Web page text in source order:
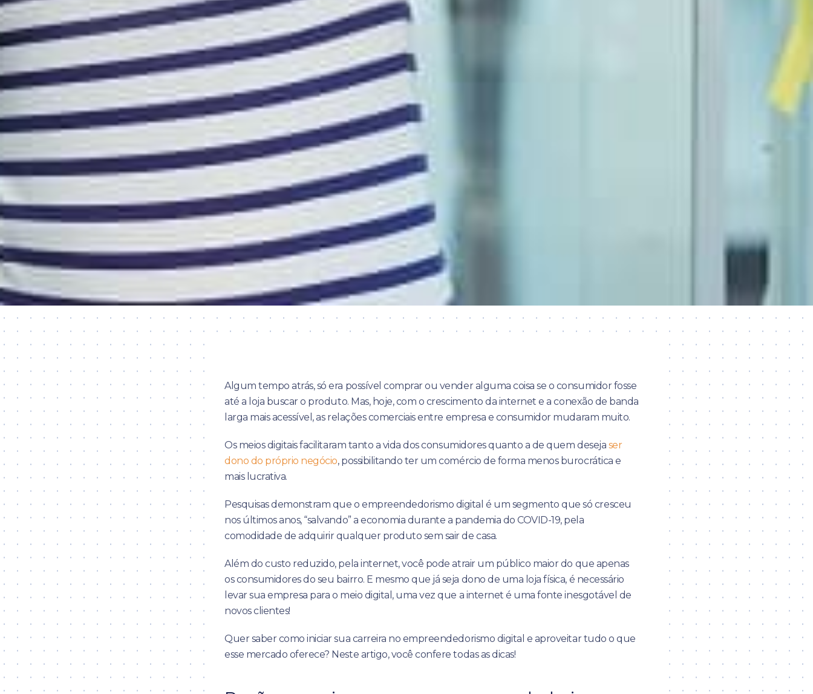
Algum tempo atrás, só era possível comprar ou vender alguma coisa se o consumidor fosse
até a loja buscar o produto. Mas, hoje, com o crescimento da internet e a conexão de banda
larga mais acessível, as relações comerciais entre empresa e consumidor mudaram muito.
Os meios digitais facilitaram tanto a vida dos consumidores quanto a de quem deseja ser
dono do próprio negócio, possibilitando ter um comércio de forma menos burocrática e
mais lucrativa.
Pesquisas demonstram que o empreendedorismo digital é um segmento que só cresceu
nos últimos anos, “salvando” a economia durante a pandemia do COVID-19, pela
comodidade de adquirir qualquer produto sem sair de casa.
Além do custo reduzido, pela internet, você pode atrair um público maior do que apenas
os consumidores do seu bairro. E mesmo que já seja dono de uma loja física, é necessário
levar sua empresa para o meio digital, uma vez que a internet é uma fonte inesgotável de
novos clientes!
Quer saber como iniciar sua carreira no empreendedorismo digital e aproveitar tudo o que
esse mercado oferece? Neste artigo, você confere todas as dicas!